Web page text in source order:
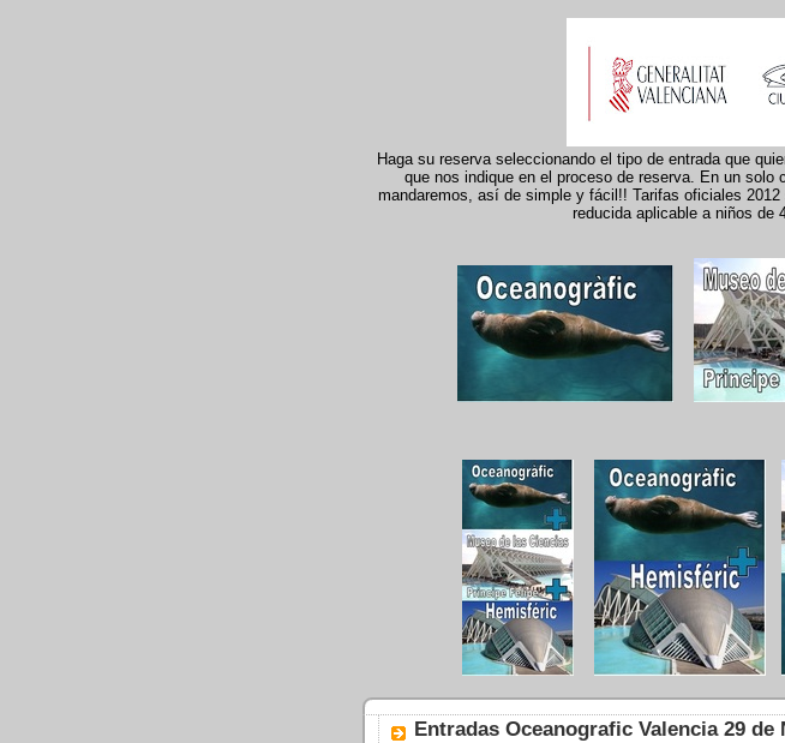
Haga su reserva seleccionando el tipo de entrada que
que nos indique en el proceso de reserva. En un
mandaremos, así de simple y fácil!! Tarifas oficiales
reducida aplicable a niños de
Entradas Oceanografic Valencia 29 de